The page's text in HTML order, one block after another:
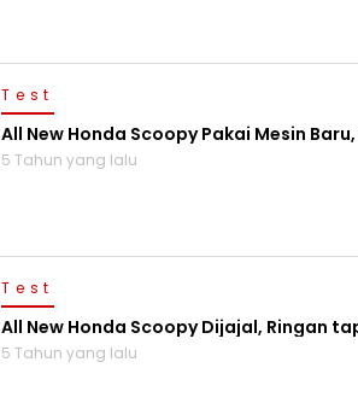
Test
All New Honda Scoopy Pakai Mesin
5 Tahun yang lalu
Test
All New Honda Scoopy Dijajal, Ringan
5 Tahun yang lalu